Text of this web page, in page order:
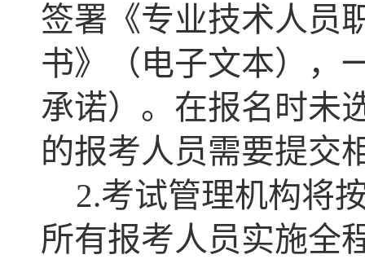
签署《专业技术人员
书》（电子文本），
承诺）。在报名时未
的报考人员需要提交
2.考试管理机构将
所有报考人员实施全